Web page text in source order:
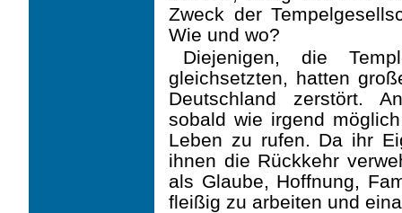
Zweck der
Wie und wo?
Diejenigen, die
gleichsetzten, hatten
Deutschland zerstört.
sobald wie irgend
Leben zu rufen. Da ihr
ihnen die Rückkehr
als Glaube, Hoffnung,
fleißig zu arbeiten und